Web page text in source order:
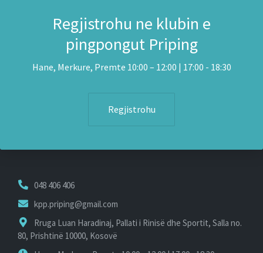
Regjistrohu ne klubin e
pingpongut Priping
Hane, Merkure, Premte 10:00 – 12:00 | 17:00 - 18:30
Regjistrohu
048 406 406
kpp.priping@gmail.com
Rruga Luan Haradinaj, Pallati i Rinisë dhe Sportit, Salla no.
80, Prishtinë 10000, Kosovë